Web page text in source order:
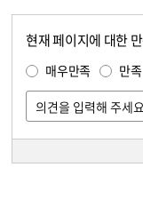
현재 페이지에 대한
매우만족 만족